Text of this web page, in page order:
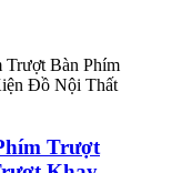
Trượt